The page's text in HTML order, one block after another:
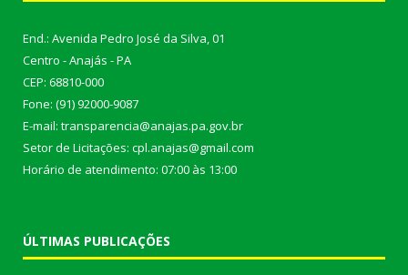
End.: Avenida Pedro José da Silva, 01
Centro - Anajás - PA
CEP: 68810-000
Fone: (91) 92000-9087
E-mail: transparencia@anajas.pa.gov.br
Setor de Licitações: cpl.anajas@gmail.com
Horário de atendimento: 07:00 às 13:00
ÚLTIMAS PUBLICAÇÕES